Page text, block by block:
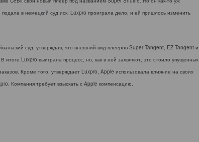
в немецкий суд иск. Luxpro проиграла дело, и ей пришлось изменить
суд, утверждая, что внешний вид плееров Super Tangent, EZ Tangent и
итоге Luxpro выиграла процесс, но, как в ней заявляют, это стоило упущенных
Кроме того, утверждает Luxpro, Apple использовала влияние на своих
Компания требует взыскать с Apple компенсацию.